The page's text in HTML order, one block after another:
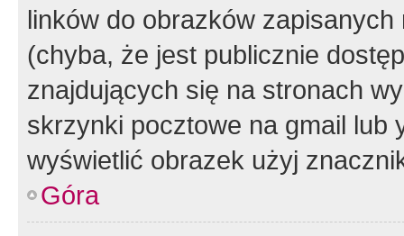
linków do obrazków
(chyba, że jest publicznie
znajdujących się na stronach
skrzynki pocztowe na gmail lub
wyświetlić obrazek użyj
Góra